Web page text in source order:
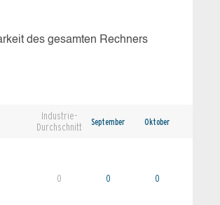
des gesamten Rechners
Industrie-
Durchschnitt
September Oktober
0 0 0